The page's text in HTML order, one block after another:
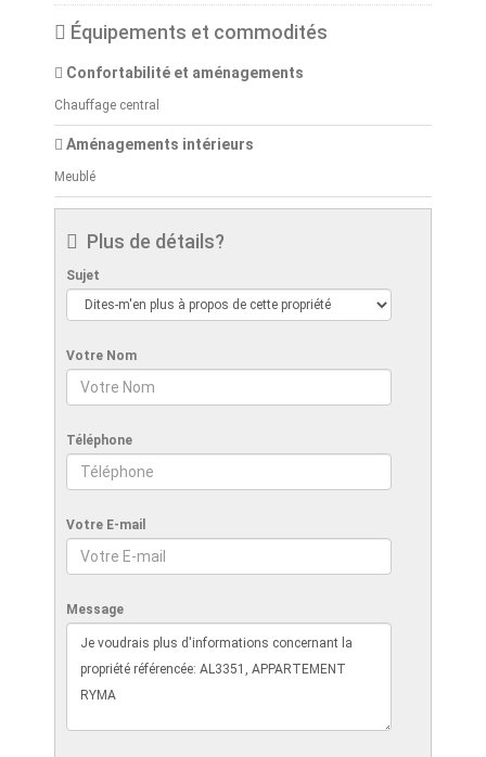
Équipements et commodités
Confortabilité et aménagements
Chauffage central
Aménagements intérieurs
Meublé
Plus de détails?
Sujet
Votre Nom
Téléphone
Votre E-mail
Message